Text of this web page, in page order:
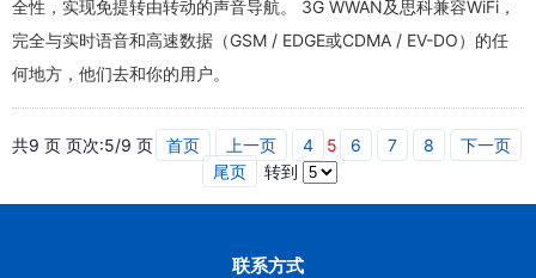
全性，实现免提转由转动的声音导航。 3G WWAN及思科兼容WiFi，
完全与实时语音和高速数据（GSM / EDGE或CDMA / EV-DO）的任
何地方，他们去和你的用户。
共9 页 页次:5/9 页 首页 上一页 4 5 6 7 8
下一页
尾页
转到
联系方式